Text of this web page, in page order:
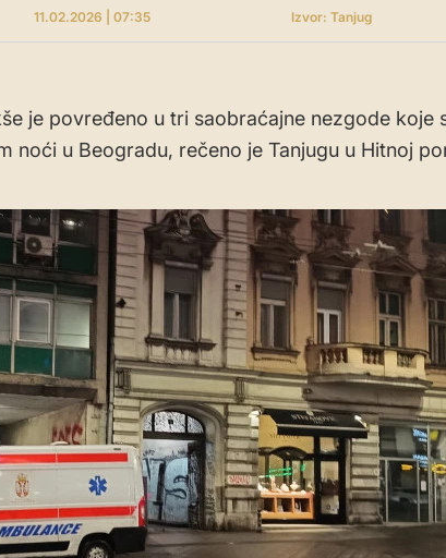
11.02.2026 | 07:35 Izvor: Tanjug
je povređeno u tri saobraćajne nezgode koje
noći u Beogradu, rečeno je Tanjugu u Hitnoj